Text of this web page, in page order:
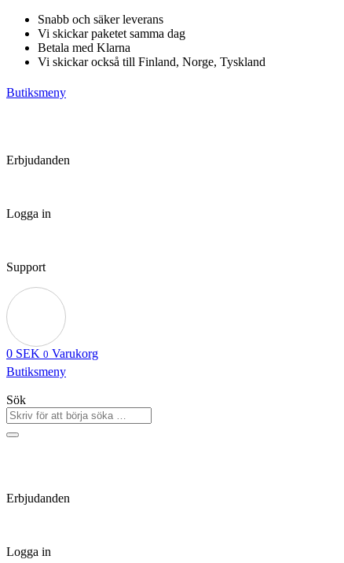
Hoppa
innehåll
Snabb och säker leverans
Vi skickar paketet samma dag
Betala med Klarna
Vi skickar också till Finland, Norge, Tyskland
Butiksmeny
Erbjudanden
Logga in
Support
0 SEK 0 Varukorg
Butiksmeny
Sök
Erbjudanden
Logga in